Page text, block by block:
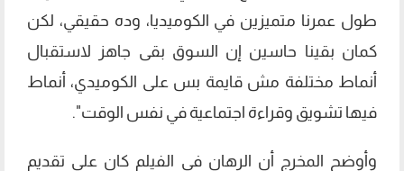
طول عمرنا متميزين في الكوميديا، وده حقيقي، لكن
كمان بقينا حاسين إن السوق بقى جاهز لاستقبال
أنماط مختلفة مش قايمة بس على الكوميدي، أنماط
فيها تشويق وقراءة اجتماعية في نفس الوقت".
وأوضح المخرج أن الرهان في الفيلم كان على تقديم